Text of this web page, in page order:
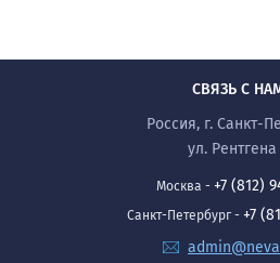
СВЯЗЬ С
Россия, г. Санкт-
ул. Рентгена
Москва - +7 (812)
Санкт-Петербург - +7